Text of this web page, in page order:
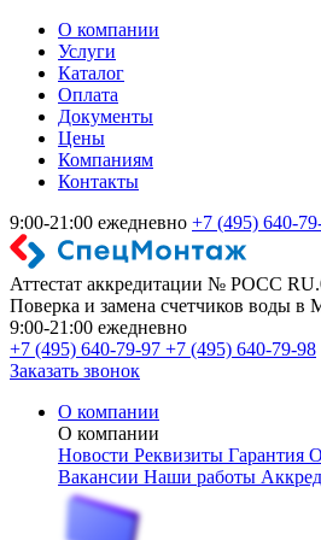
О компании
Услуги
Каталог
Оплата
Документы
Цены
Компаниям
Контакты
9:00-21:00 ежедневно +7 (495) 640-
Аттестат аккредитации № РОСС
Поверка и замена счетчиков воды
9:00-21:00 ежедневно
+7 (495) 640-79-97 +7 (495) 640-79-98
Заказать звонок
О компании
О компании
Новости Реквизиты Гарантия
Вакансии Наши работы